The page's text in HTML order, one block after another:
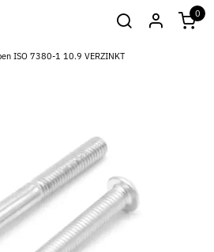
0
ISO 7380-1 10.9 VERZINKT